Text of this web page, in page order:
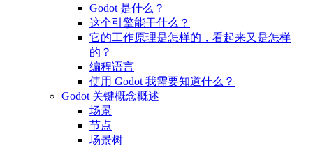
Godot 是什么？
这个引擎能干什么？
它的工作原理是怎样的，看起来又是怎样
的？
编程语言
使用 Godot 我需要知道什么？
Godot 关键概念概述
场景
节点
场景树